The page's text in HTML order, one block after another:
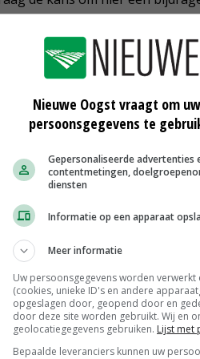
dat de bietenprijs die Cosun
de basisprijs van 32,50
Unie.
van de eerdere toewijzing van
stijgt dus niet mee met de
blijft staan op 80,75
Nieuwe Oogst vraagt om
persoonsgegevens te
Gepersonaliseerde advertenties
contentmetingen,
diensten
Informatie op een apparaat
Meer informatie
Uw persoonsgegevens worden
(cookies, unieke ID's en andere
opgeslagen door, geopend door en
door deze site worden gebruikt. Wij en
geolocatiegegevens gebruiken. Lijst met
Bepaalde leveranciers kunnen uw